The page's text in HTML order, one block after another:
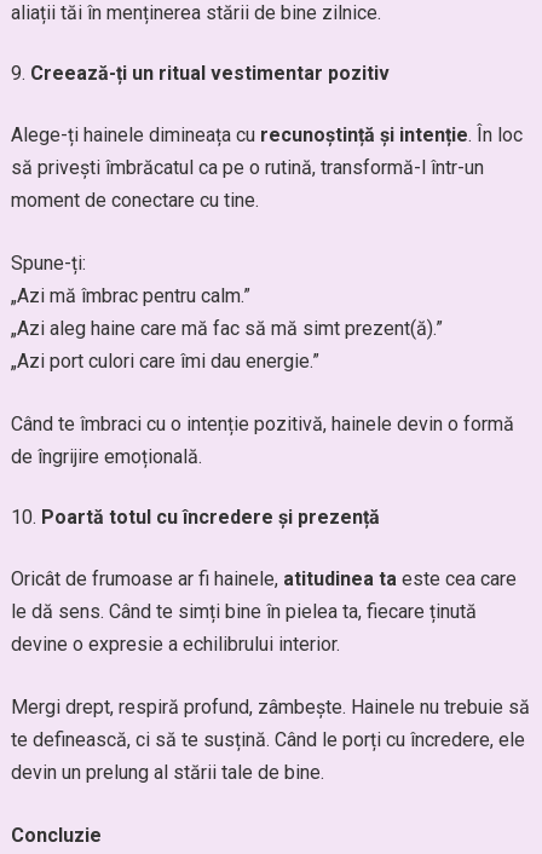
aliații tăi în menținerea stării de bine zilnice.
Creează-ți un ritual vestimentar pozitiv
Alege-ți hainele dimineața cu recunoștință și intenție. În loc
să privești îmbrăcatul ca pe o rutină, transformă-l într-un
moment de conectare cu tine.
Spune-ți:
„Azi mă îmbrac pentru calm.”
„Azi aleg haine care mă fac să mă simt prezent(ă).”
„Azi port culori care îmi dau energie.”
Când te îmbraci cu o intenție pozitivă, hainele devin o formă
de îngrijire emoțională.
Poartă totul cu încredere și prezență
Oricât de frumoase ar fi hainele, atitudinea taeste cea care
le dă sens. Când te simți bine în pielea ta, fiecare ținută
devine o expresie a echilibrului interior.
Mergi drept, respiră profund, zâmbește. Hainele nu trebuie să
te definească, ci să te susțină. Când le porți cu încredere, ele
devin un prelung al stării tale de bine.
Concluzie